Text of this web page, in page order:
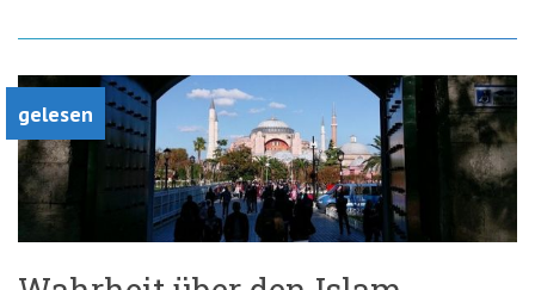
gelesen